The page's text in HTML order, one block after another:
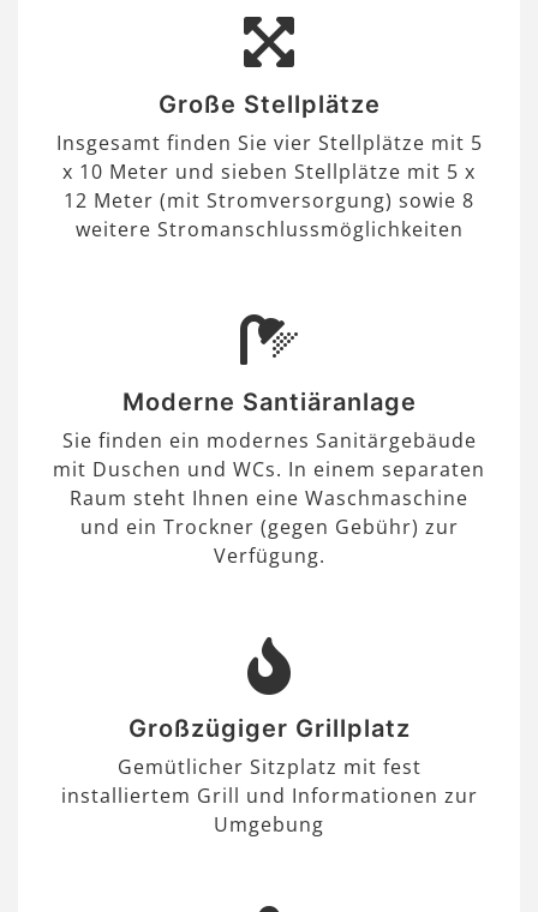
Große Stellplätze
Insgesamt finden Sie vier Stellplätze mit 5
x 10 Meter und sieben Stellplätze mit 5 x
12 Meter (mit Stromversorgung) sowie 8
weitere Stromanschlussmöglichkeiten
Moderne Santiäranlage
Sie finden ein modernes Sanitärgebäude
mit Duschen und WCs. In einem separaten
Raum steht Ihnen eine Waschmaschine
und ein Trockner (gegen Gebühr) zur
Verfügung.
Großzügiger Grillplatz
Gemütlicher Sitzplatz mit fest
installiertem Grill und Informationen zur
Umgebung